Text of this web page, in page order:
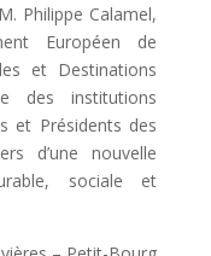
Philippe Calamel,
Européen de
et Destinations
des institutions
et Présidents des
d’une nouvelle
sociale et